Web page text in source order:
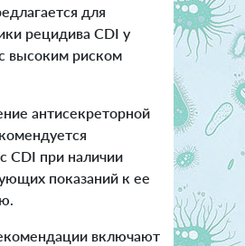
для
рецидива CDI у
высоким риском
антисекреторной
CDI при наличии
показаний к ее
включают